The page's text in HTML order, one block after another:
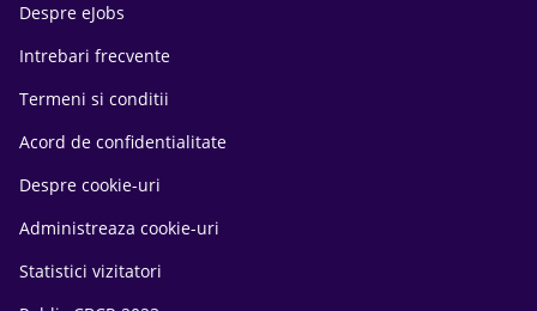
Despre eJobs
Intrebari frecvente
Termeni si conditii
Acord de confidentialitate
Despre cookie-uri
Administreaza cookie-uri
Statistici vizitatori